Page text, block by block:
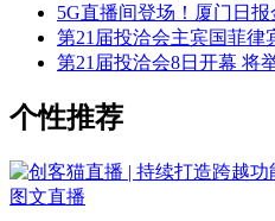
5G直播间登场！厦门日
第21届投洽会主宾国菲律
第21届投洽会8日开幕 将
个性推荐
图文直播